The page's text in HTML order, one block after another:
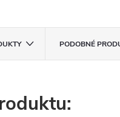
PODOBNÉ